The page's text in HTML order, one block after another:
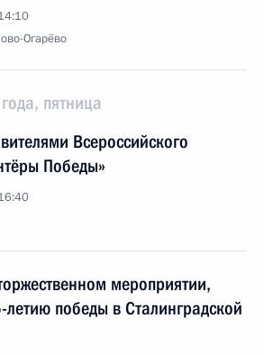
Огарёво
пятница
Всероссийского
Победы»
мероприятии,
победы в Сталинградской